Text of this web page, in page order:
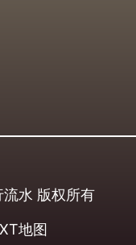
流水 版权所有
地图